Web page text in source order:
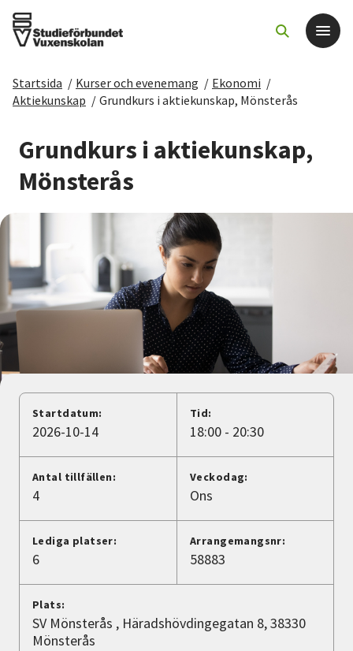
Det här gör vi
För dig som
Sök kurser och evenemang
Starta studiecirkel
Cirkelledare
Nyheter
Avdelningar
Lyssna
Startsida / Kurser och evenemang / Ekonomi /
Aktiekunskap / Grundkurs i aktiekunskap, Mönsterås
Grundkurs i aktiekunskap,
Mönsterås
Startdatum:
2026-10-14
Tid:
18:00 - 20:30
Antal tillfällen:
4
Veckodag:
Ons
Lediga platser:
6
Arrangemangsnr:
58883
Plats:
SV Mönsterås , Häradshövdingegatan 8, 38330
Mönsterås